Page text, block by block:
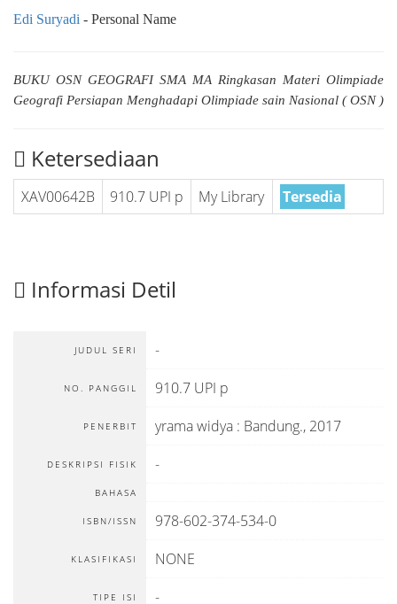
Edi Suryadi - Personal Name
BUKU OSN GEOGRAFI SMA MA Ringkasan Materi Olimpiade
Geografi Persiapan Menghadapi Olimpiade sain Nasional ( OSN )
Ketersediaan
XAV00642B 910.7 UPI p My Library Tersedia
Informasi Detil
JUDUL SERI -
NO. PANGGIL 910.7 UPI p
PENERBIT yrama widya : Bandung., 2017
DESKRIPSI FISIK -
BAHASA
ISBN/ISSN 978-602-374-534-0
KLASIFIKASI NONE
TIPE ISI -